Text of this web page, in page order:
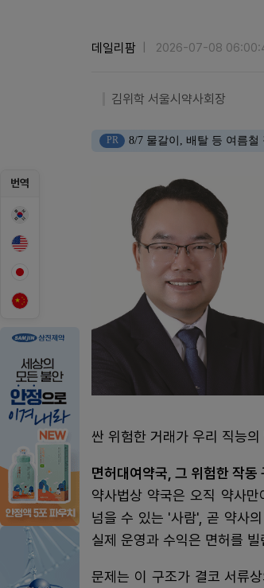
번역
데일리팜 2026-07-08
김위학 서울시약사회장
PR 8/7 물갈이, 배탈 등 여름철
싼 위험한 거래가 우리 직능
면허대여약국, 그 위험한 작동
약사법상 약국은 오직 약사
넘을 수 있는 '사람', 곧 약사
실제 운영과 수익은 면허를
문제는 이 구조가 결코 서류